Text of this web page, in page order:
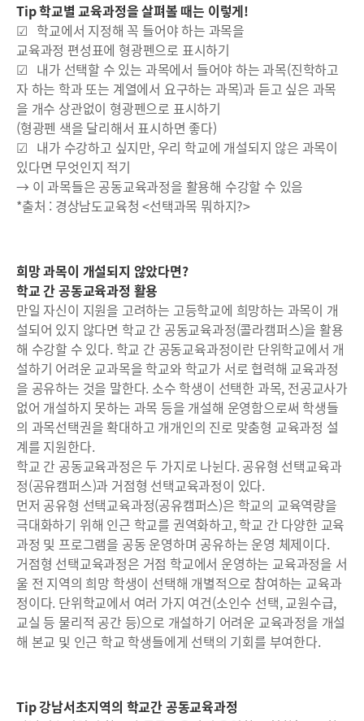
Tip 학교별 교육과정을 살펴볼 때는 이렇게!
☑ 학교에서 지정해 꼭 들어야 하는 과목을
교육과정 편성표에 형광펜으로 표시하기
☑ 내가 선택할 수 있는 과목에서 들어야 하는 과목(진학하고
자 하는 학과 또는 계열에서 요구하는 과목)과 듣고 싶은 과목
을 개수 상관없이 형광펜으로 표시하기
(형광펜 색을 달리해서 표시하면 좋다)
☑ 내가 수강하고 싶지만, 우리 학교에 개설되지 않은 과목이
있다면 무엇인지 적기
→ 이 과목들은 공동교육과정을 활용해 수강할 수 있음
*출처 : 경상남도교육청 <선택과목 뭐하지?>
희망 과목이 개설되지 않았다면?
학교 간 공동교육과정 활용
만일 자신이 지원을 고려하는 고등학교에 희망하는 과목이 개
설되어 있지 않다면 학교 간 공동교육과정(콜라캠퍼스)을 활용
해 수강할 수 있다. 학교 간 공동교육과정이란 단위학교에서 개
설하기 어려운 교과목을 학교와 학교가 서로 협력해 교육과정
을 공유하는 것을 말한다. 소수 학생이 선택한 과목, 전공교사가
없어 개설하지 못하는 과목 등을 개설해 운영함으로써 학생들
의 과목선택권을 확대하고 개개인의 진로 맞춤형 교육과정 설
계를 지원한다.
학교 간 공동교육과정은 두 가지로 나뉜다. 공유형 선택교육과
정(공유캠퍼스)과 거점형 선택교육과정이 있다.
먼저 공유형 선택교육과정(공유캠퍼스)은 학교의 교육역량을
극대화하기 위해 인근 학교를 권역화하고, 학교 간 다양한 교육
과정 및 프로그램을 공동 운영하며 공유하는 운영 체제이다.
거점형 선택교육과정은 거점 학교에서 운영하는 교육과정을 서
울 전 지역의 희망 학생이 선택해 개별적으로 참여하는 교육과
정이다. 단위학교에서 여러 가지 여건(소인수 선택, 교원수급,
교실 등 물리적 공간 등)으로 개설하기 어려운 교육과정을 개설
해 본교 및 인근 학교 학생들에게 선택의 기회를 부여한다.
Tip 강남서초지역의 학교간 공동교육과정